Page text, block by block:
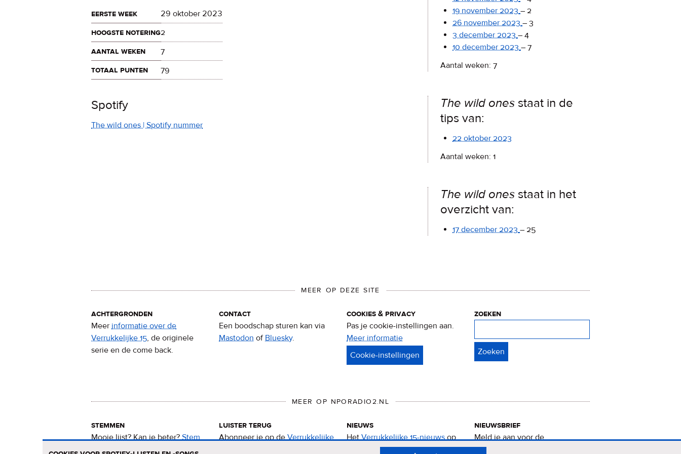
eerste week
29 oktober 2023
hoogste notering2
aantal weken
7
totaal punten
79
Spotify
The wild ones | Spotify nummer
19 november 2023 – 2
26 november 2023 – 3
3 december 2023 – 4
10 december 2023 – 7
Aantal weken: 7
The wild ones staat in de
tips van:
22 oktober 2023
Aantal weken: 1
The wild ones staat in het
overzicht van:
17 december 2023 – 25
MEER OP DEZE SITE
achtergronden
Meer informatie over de
Verrukkelijke 15, de originele
serie en de come back.
contact
Een boodschap sturen kan via
Mastodon ofBluesky.
cookies & privacy
Pas je cookie-instellingen aan.
Meer informatie
&
zoeken
MEER OP NPORADIO2.NL
stemmen
Mooie lijst? Kan ie beter?Stem
nu voor de Verrukkelijke 15.
luister terug
Abonneer je op deVerrukkelijke
nieuws
HetVerrukkelijke 15-nieuwsop
de NPO Radio 2-website.
nieuwsbrief
Meld je aan voor de
Verrukkelijke 15-nieuwsbrief